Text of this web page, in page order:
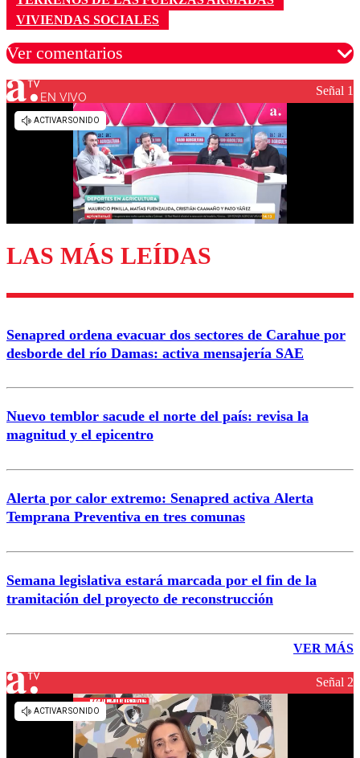
VIVIENDAS SOCIALES
Ver comentarios
Los comentarios son moderados para garantizar un
diálogo respetuoso.
Enviar comentario
EN VIVO Señal 1
LAS MÁS LEÍDAS
Senapred ordena evacuar dos sectores de Carahue por
desborde del río Damas: activa mensajería SAE
Nuevo temblor sacude el norte del país: revisa la
magnitud y el epicentro
Alerta por calor extremo: Senapred activa Alerta
Temprana Preventiva en tres comunas
Semana legislativa estará marcada por el fin de la
tramitación del proyecto de reconstrucción
VER MÁS
Señal 2